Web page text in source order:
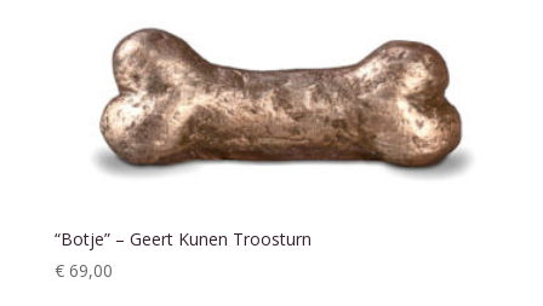
“Botje” – Geert Kunen Troosturn
€69,00